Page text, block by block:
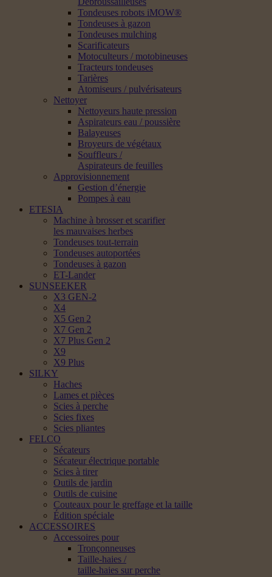
Tondeuses robots iMOW®
Tondeuses à gazon
Tondeuses mulching
Scarificateurs
Motoculteurs / motobineuses
Tracteurs tondeuses
Tarières
Atomiseurs / pulvérisateurs
Nettoyer
Nettoyeurs haute pression
Aspirateurs eau / poussière
Balayeuses
Broyeurs de végétaux
Souffleurs /
Aspirateurs de feuilles
Approvisionnement
Gestion d’énergie
Pompes à eau
ETESIA
Machine à brosser et scarifier
les mauvaises herbes
Tondeuses tout-terrain
Tondeuses autoportées
Tondeuses à gazon
ET-Lander
SUNSEEKER
X3 GEN-2
X4
X5 Gen 2
X7 Gen 2
X7 Plus Gen 2
X9
X9 Plus
SILKY
Haches
Lames et pièces
Scies à perche
Scies fixes
Scies pliantes
FELCO
Sécateurs
Sécateur électrique portable
Scies à tirer
Outils de jardin
Outils de cuisine
Couteaux pour le greffage et la taille
Édition spéciale
ACCESSOIRES
Accessoires pour
Tronçonneuses
Taille-haies /
taille-haies sur perche